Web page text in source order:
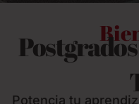
Potencia tu